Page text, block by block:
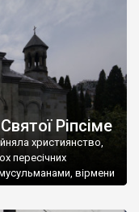
Ріпсіме
християнство,
пересічних
вірмени